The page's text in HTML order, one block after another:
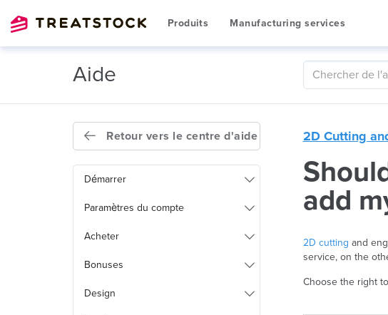
Produits Manufacturing services
Aide
Retour vers le centre d'aide
Démarrer
Paramètres du compte
Acheter
Bonuses
Design
2D Cutting
add
2D cutting and
service, on the
Choose the right